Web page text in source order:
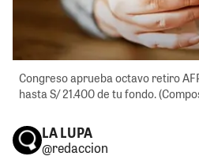
Congreso aprueba octavo retiro
hasta S/ 21.400 de tu fondo.
LA LUPA
@redaccion